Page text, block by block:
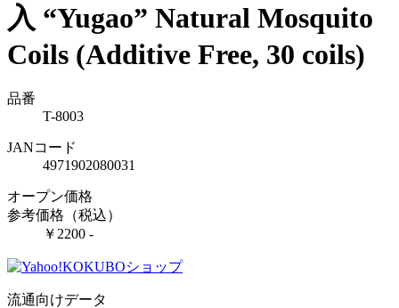
入 “Yugao” Natural Mosquito
Coils (Additive Free, 30 coils)
品番
T-8003
JANコード
4971902080031
オープン価格
参考価格（税込）
￥2200 -
流通向けデータ